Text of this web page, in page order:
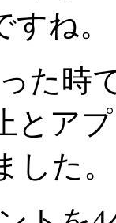
ね。
た時
とア
た。